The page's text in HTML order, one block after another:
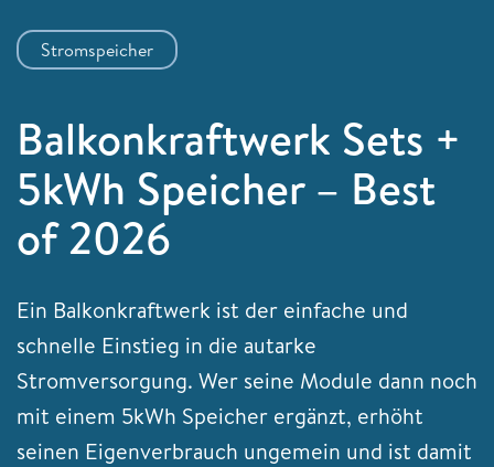
Stromspeicher
Balkonkraftwerk Sets +
5kWh Speicher – Best
of 2026
Ein Balkonkraftwerk ist der einfache und
schnelle Einstieg in die autarke
Stromversorgung. Wer seine Module dann noch
mit einem 5kWh Speicher ergänzt, erhöht
seinen Eigenverbrauch ungemein und ist damit